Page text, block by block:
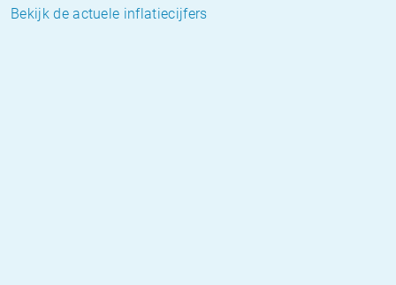
Bekijk de actuele inflatiecijfers